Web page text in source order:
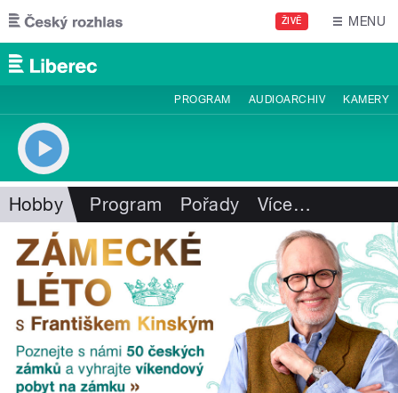
Přejít k hlavnímu obsahu
ŽIVĚ MENU
PROGRAM AUDIOARCHIV KAMERY
Hobby Program Pořady Více…